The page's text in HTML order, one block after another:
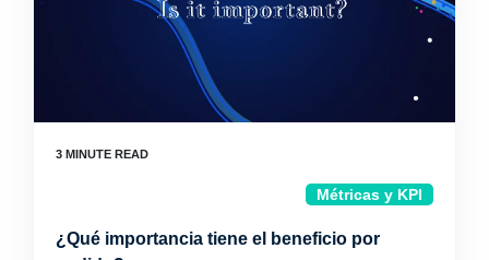
Métricas y KPI
¿Qué importancia tiene el beneficio por